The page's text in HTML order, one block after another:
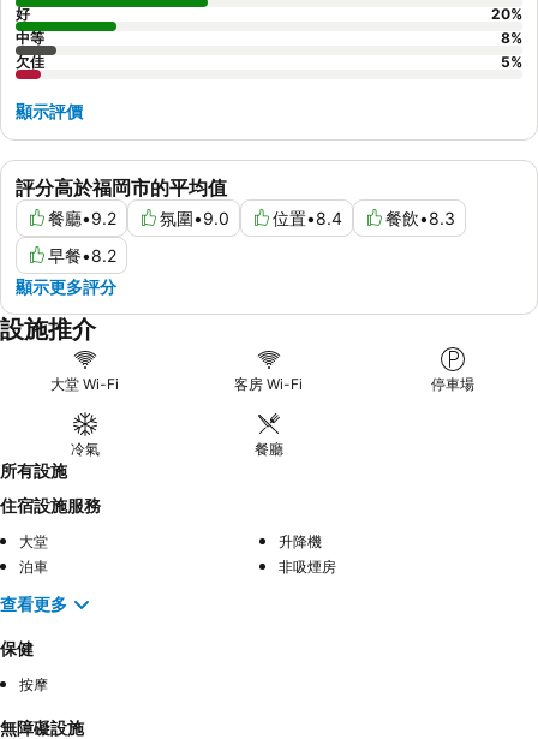
評分高於福岡市的平均值
餐廳•9.2 氛圍•9.0 位置•8.4 餐飲•8.3
早餐•8.2
顯示更多評分
好
20%
中等
8%
欠佳
5%
顯示評價
設施推介
大堂 Wi-Fi 客房 Wi-Fi 停車場
冷氣 餐廳
所有設施
住宿設施服務
大堂
升降機
泊車
非吸煙房
查看更多
保健
按摩
無障礙設施